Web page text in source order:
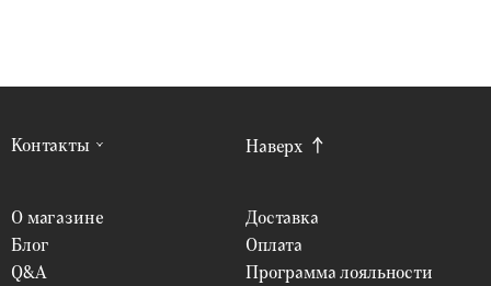
Контакты
О магазине
Блог
Q&A
Доставка
Оплата
Программа лояльности
Наверх